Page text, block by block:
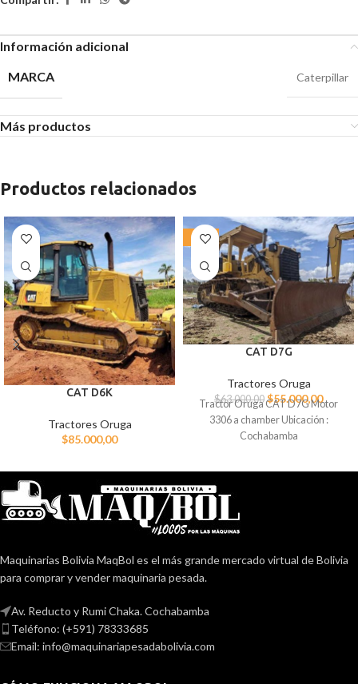
Información adicional
MARCA
Caterpillar
Más productos
Productos relacionados
CAT D6K
Tractores Oruga
$85.000,00
-13%
CAT D7G
Tractores Oruga
$63.000,00 $55.000,00
Tractor Oruga CAT D7G Motor
3306 a chamber Ubicación :
Cochabamba
Maquinarias Bolivia MaqBol es el más grande mercado virtual de Bolivia
para comprar y vender maquinaria pesada.
Av. Reducto y Rumi Chaka. Cochabamba
Teléfono: (+591) 78333685
Email: info@maquinariapesadabolivia.com